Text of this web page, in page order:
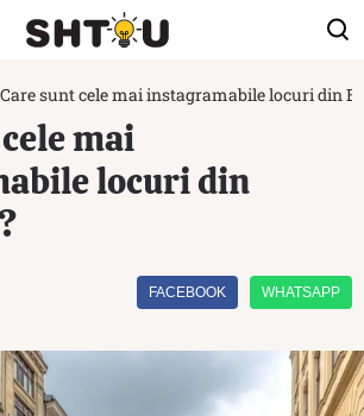
Care sunt cele mai instagramabile locuri din
mai
locuri din
FACEBOOK WHATSAPP